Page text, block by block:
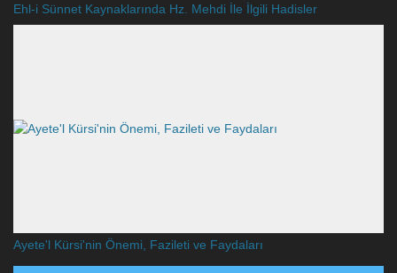
Ehl-i Sünnet Kaynaklarında Hz. Mehdi İle İlgili Hadisler
Ayete'l Kürsi'nin Önemi, Fazileti ve Faydaları